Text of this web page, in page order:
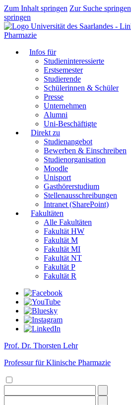
Zum Inhalt springen Zur Suche springen
springen
Pharmazie
Infos für
Studieninteressierte
Erstsemester
Studierende
Schülerinnen & Schüler
Presse
Unternehmen
Alumni
Uni-Beschäftigte
Direkt zu
Studienangebot
Bewerben & Einschreiben
Studienorganisation
Moodle
Unisport
Gasthörerstudium
Stellenausschreibungen
Intranet (SharePoint)
Fakultäten
Alle Fakultäten
Fakultät HW
Fakultät M
Fakultät MI
Fakultät NT
Fakultät P
Fakultät R
Prof. Dr. Thorsten Lehr
Professur für Klinische Pharmazie